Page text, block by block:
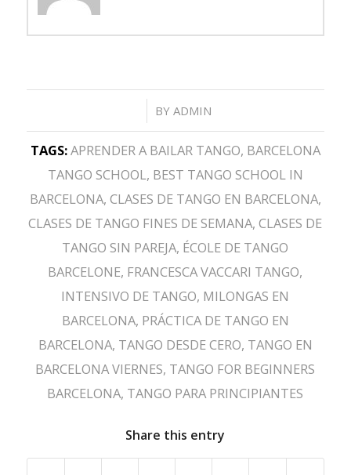
BYADMIN
TAGS:APRENDER A BAILAR TANGO, BARCELONA
TANGO SCHOOL, BEST TANGO SCHOOL IN
BARCELONA, CLASES DE TANGO EN BARCELONA,
CLASES DE TANGO FINES DE SEMANA,CLASES DE
TANGO SIN PAREJA, ÉCOLE DE TANGO
BARCELONE, FRANCESCA VACCARI TANGO,
INTENSIVO DE TANGO, MILONGAS EN
BARCELONA, PRÁCTICA DE TANGO EN
BARCELONA, TANGO DESDE CERO, TANGO EN
BARCELONA VIERNES, TANGO FOR BEGINNERS
BARCELONA, TANGO PARA PRINCIPIANTES
Share this entry